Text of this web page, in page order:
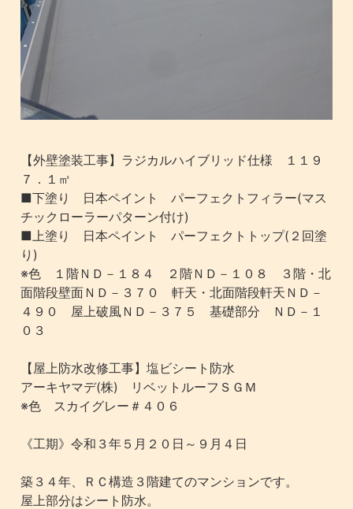
【外壁塗装工事】ラジカルハイブリッド仕様 １１９
７．１㎡
■下塗り 日本ペイント パーフェクトフィラー(マス
チックローラーパターン付け)
■上塗り 日本ペイント パーフェクトトップ(２回塗
り)
※色 １階ＮＤ－１８４ ２階ＮＤ－１０８ ３階・北
面階段壁面ＮＤ－３７０ 軒天・北面階段軒天ＮＤ－
４９０ 屋上破風ＮＤ－３７５ 基礎部分 ＮＤ－１
０３
【屋上防水改修工事】塩ビシート防水
アーキヤマデ(株) リベットルーフＳＧＭ
※色 スカイグレー＃４０６
《工期》令和３年５月２０日～９月４日
築３４年、ＲＣ構造３階建てのマンションです。
屋上部分はシート防水。